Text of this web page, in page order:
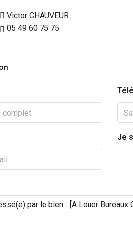
Victor CHAUVEUR
05 49 60 75 75
Je